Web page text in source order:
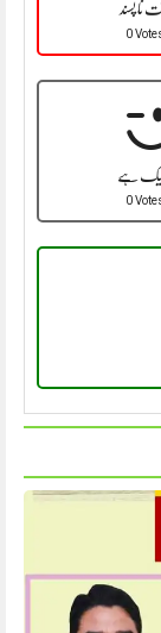
نا پسند
0
ہے
0